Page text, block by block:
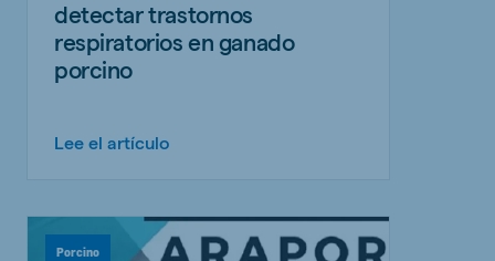
detectar trastornos
respiratorios en ganado
porcino
Lee el artículo
Porcino